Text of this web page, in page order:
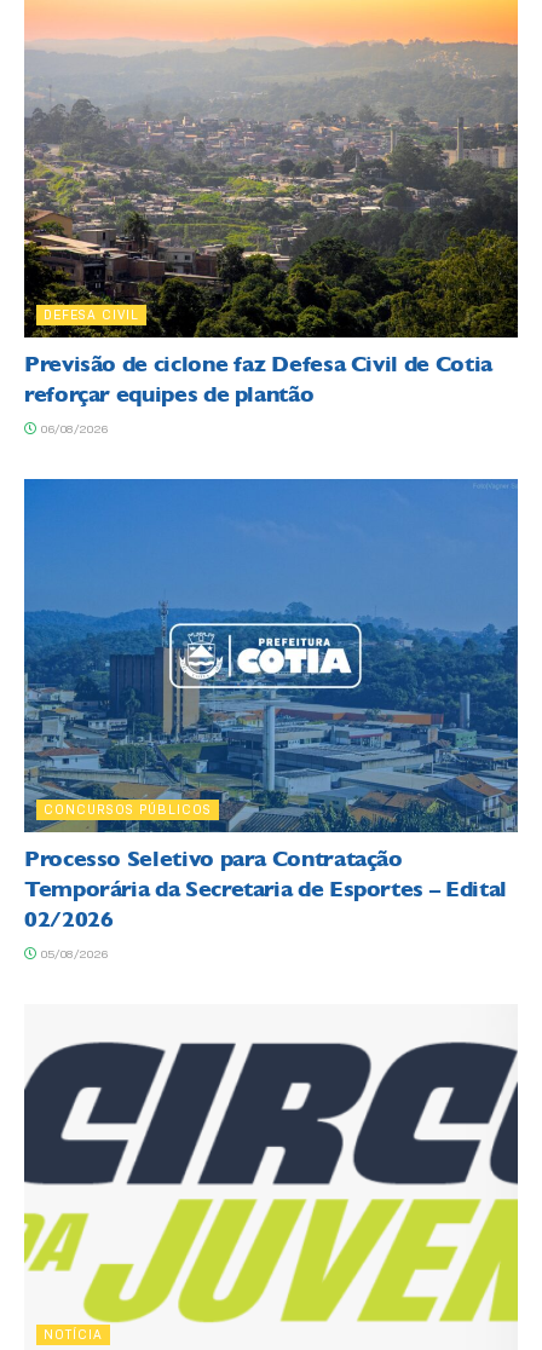
DEFESA CIVIL
Previsão de ciclone faz Defesa Civil de Cotia
reforçar equipes de plantão
06/08/2026
CONCURSOS PÚBLICOS
Processo Seletivo para Contratação
Temporária da Secretaria de Esportes – Edital
02/2026
05/08/2026
NOTÍCIA